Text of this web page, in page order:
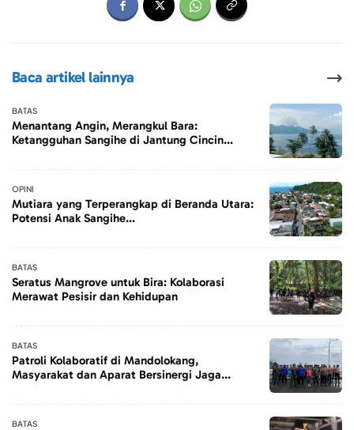
Baca artikel lainnya
BATAS
Menantang Angin, Merangkul Bara:
Ketangguhan Sangihe di Jantung Cincin...
OPINI
Mutiara yang Terperangkap di Beranda Utara:
Potensi Anak Sangihe...
BATAS
Seratus Mangrove untuk Bira: Kolaborasi
Merawat Pesisir dan Kehidupan
BATAS
Patroli Kolaboratif di Mandolokang,
Masyarakat dan Aparat Bersinergi Jaga...
BATAS